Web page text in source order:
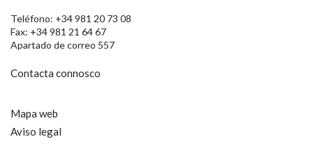
Teléfono: +34 981 20 73 08
Fax: +34 981 21 64 67
Apartado de correo 557
Contacta connosco
Mapa web
Aviso legal